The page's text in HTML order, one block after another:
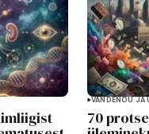
VANDENÕU JA
70